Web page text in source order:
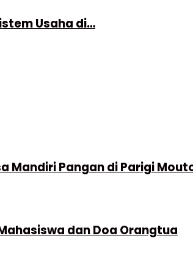
Usaha di…
Mandiri Pangan di Parigi
dan Doa Orangtua